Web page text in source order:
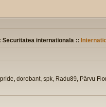
Securitatea internationala ::
dorobant, spk, Radu89, Pârvu